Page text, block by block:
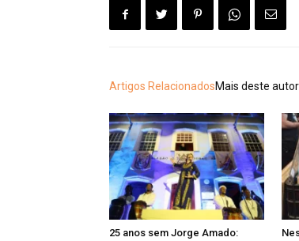
Artigos RelacionadosMais deste autor
25 anos sem Jorge Amado: